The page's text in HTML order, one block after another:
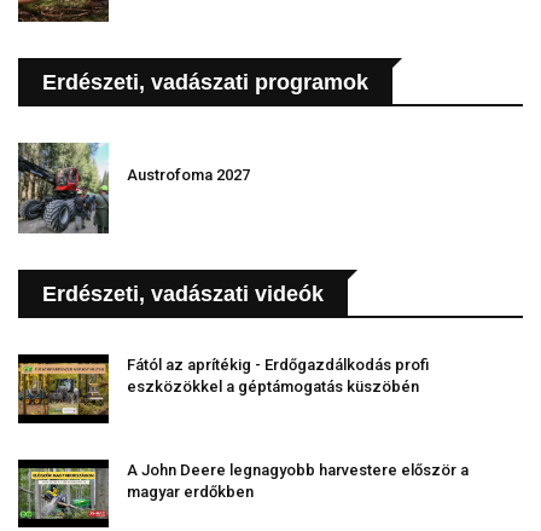
Erdészeti, vadászati programok
Austrofoma 2027
Erdészeti, vadászati videók
Fától az aprítékig - Erdőgazdálkodás profi
eszközökkel a géptámogatás küszöbén
A John Deere legnagyobb harvestere először a
magyar erdőkben